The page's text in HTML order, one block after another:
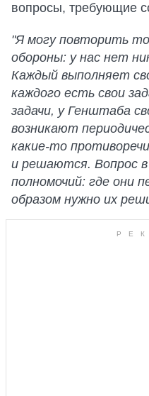
вопросы, требующие
"Я могу повторить
обороны: у нас нет
Каждый выполняет
каждого есть свои
задачи, у Генштаба
возникают
какие-то
и решаются. Вопрос
полномочий: где они
образом нужно их